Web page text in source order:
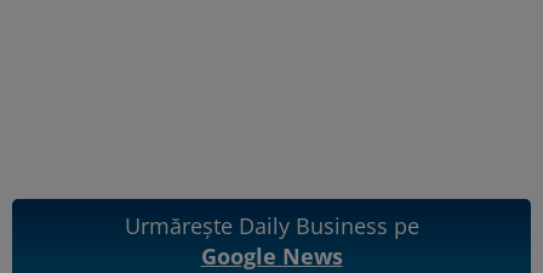
Urmărește Daily Business pe
Google News